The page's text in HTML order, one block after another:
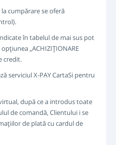
cumpărare se oferă
în tabelul de mai sus pot
„ACHIZIŢIONARE
credit.
serviciul X-PAY CartaSi pentru
după ce a introdus toate
de comandă, Clientului i se
de plată cu cardul de